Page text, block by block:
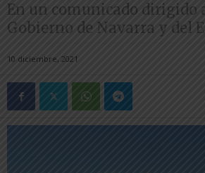
En un comunicado dirigido
Gobierno de Navarra y del
10 diciembre, 2021